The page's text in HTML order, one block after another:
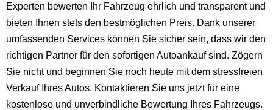
Experten bewerten Ihr Fahrzeug ehrlich und transparent und
bieten Ihnen stets den bestmöglichen Preis. Dank unserer
umfassenden Services können Sie sicher sein, dass wir den
richtigen Partner für den sofortigen Autoankauf sind. Zögern
Sie nicht und beginnen Sie noch heute mit dem stressfreien
Verkauf Ihres Autos. Kontaktieren Sie uns jetzt für eine
kostenlose und unverbindliche Bewertung Ihres Fahrzeugs.